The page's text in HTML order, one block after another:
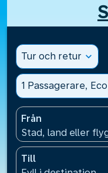
Tur och retur expand_more
1 Passagerare,
Från
Stad, land eller
Till